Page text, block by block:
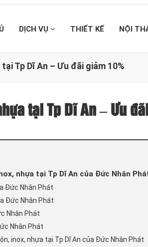
DỊCH VỤ THIẾT KẾ NỘI
Tp Dĩ An – Ưu đãi giảm 10%
tại Tp Dĩ An – Ưu
nhựa tại Tp Dĩ An của Đức Nhân
Đức Nhân Phát
Đức Nhân Phát
Nhân Phát
Nhân Phát
inox, nhựa tại Tp Dĩ An của Đức Nhân Phát